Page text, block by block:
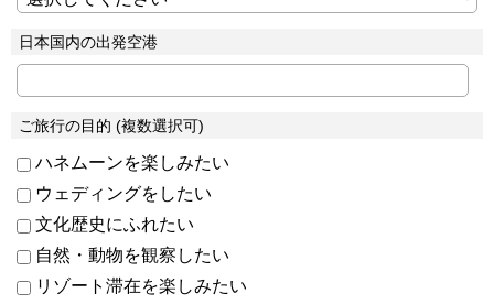
日本国内の出発空港
ご旅行の目的 (複数選択可)
ハネムーンを楽しみたい
ウェディングをしたい
文化歴史にふれたい
自然・動物を観察したい
リゾート滞在を楽しみたい